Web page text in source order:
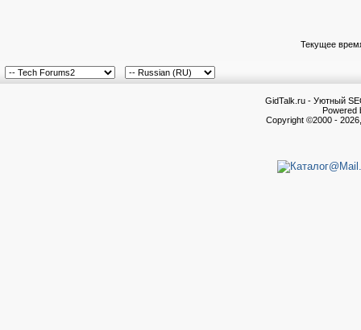
Текущее
GidTalk.ru - Уютный
Powered
Copyright ©2000 -